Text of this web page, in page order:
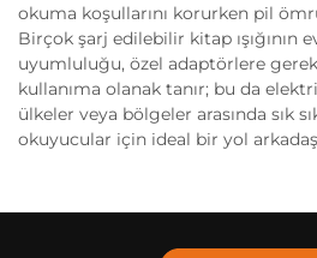
okuma koşullarını korurken pil
Birçok şarj edilebilir kitap ışığının
uyumluluğu, özel adaptörlere
kullanıma olanak tanır; bu da
ülkeler veya bölgeler arasında sık
okuyucular için ideal bir yol